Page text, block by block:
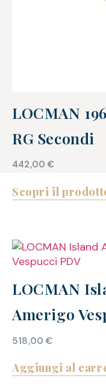
LOCMAN
RG Secondi
442,00€
Scopri il
LOCMAN
Amerigo
518,00€
Aggiungi al